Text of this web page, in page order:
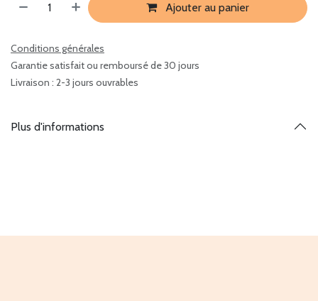
Ajouter au panier
Conditions générales
Garantie satisfait ou remboursé de 30 jours
Livraison : 2-3 jours ouvrables
Plus d'informations